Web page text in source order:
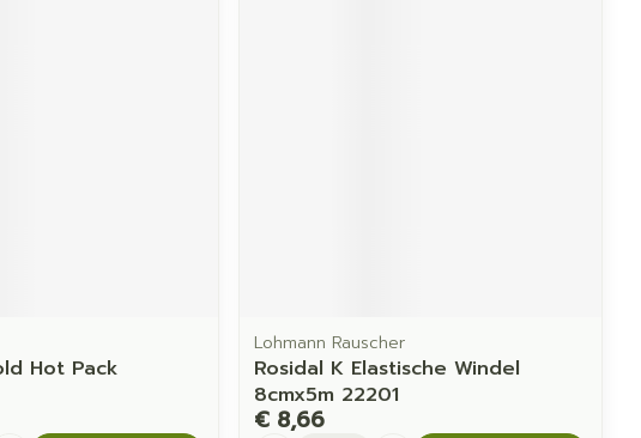
Hot Pack
Lohmann Rauscher
Rosidal K Elastische Windel
8cmx5m 22201
€ 8,66